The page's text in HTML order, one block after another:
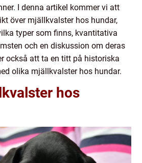
I denna artikel kommer vi att
över mjällkvalster hos hundar,
typer som finns, kvantitativa
och en diskussion om deras
också att ta en titt på historiska
olika mjällkvalster hos hundar.
hos